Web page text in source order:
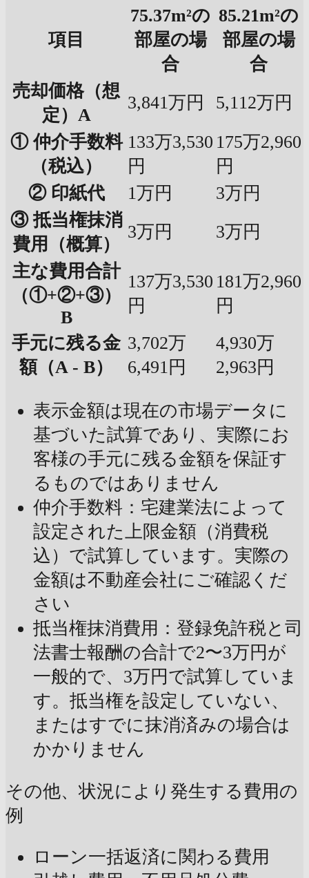
項目
75.37m²の
部屋の場
合
85.21m²の
部屋の場
合
売却価格（想
定）A
3,841万円
5,112万円
① 仲介手数料
（税込）
133万3,530
円
175万2,960
円
② 印紙代
1万円
3万円
③ 抵当権抹消
費用（概算）
3万円
3万円
主な費用合計
（①+②+③）
B
137万3,530
円
181万2,960
円
手元に残る金
額（A - B）
3,702万
6,491円
4,930万
2,963円
表示金額は現在の市場データに
基づいた試算であり、実際にお
客様の手元に残る金額を保証す
るものではありません
仲介手数料：宅建業法によって
設定された上限金額（消費税
込）で試算しています。実際の
金額は不動産会社にご確認くだ
さい
抵当権抹消費用：登録免許税と司
法書士報酬の合計で2〜3万円が
一般的で、3万円で試算していま
す。抵当権を設定していない、
またはすでに抹消済みの場合は
かかりません
その他、状況により発生する費用の
例
ローン一括返済に関わる費用